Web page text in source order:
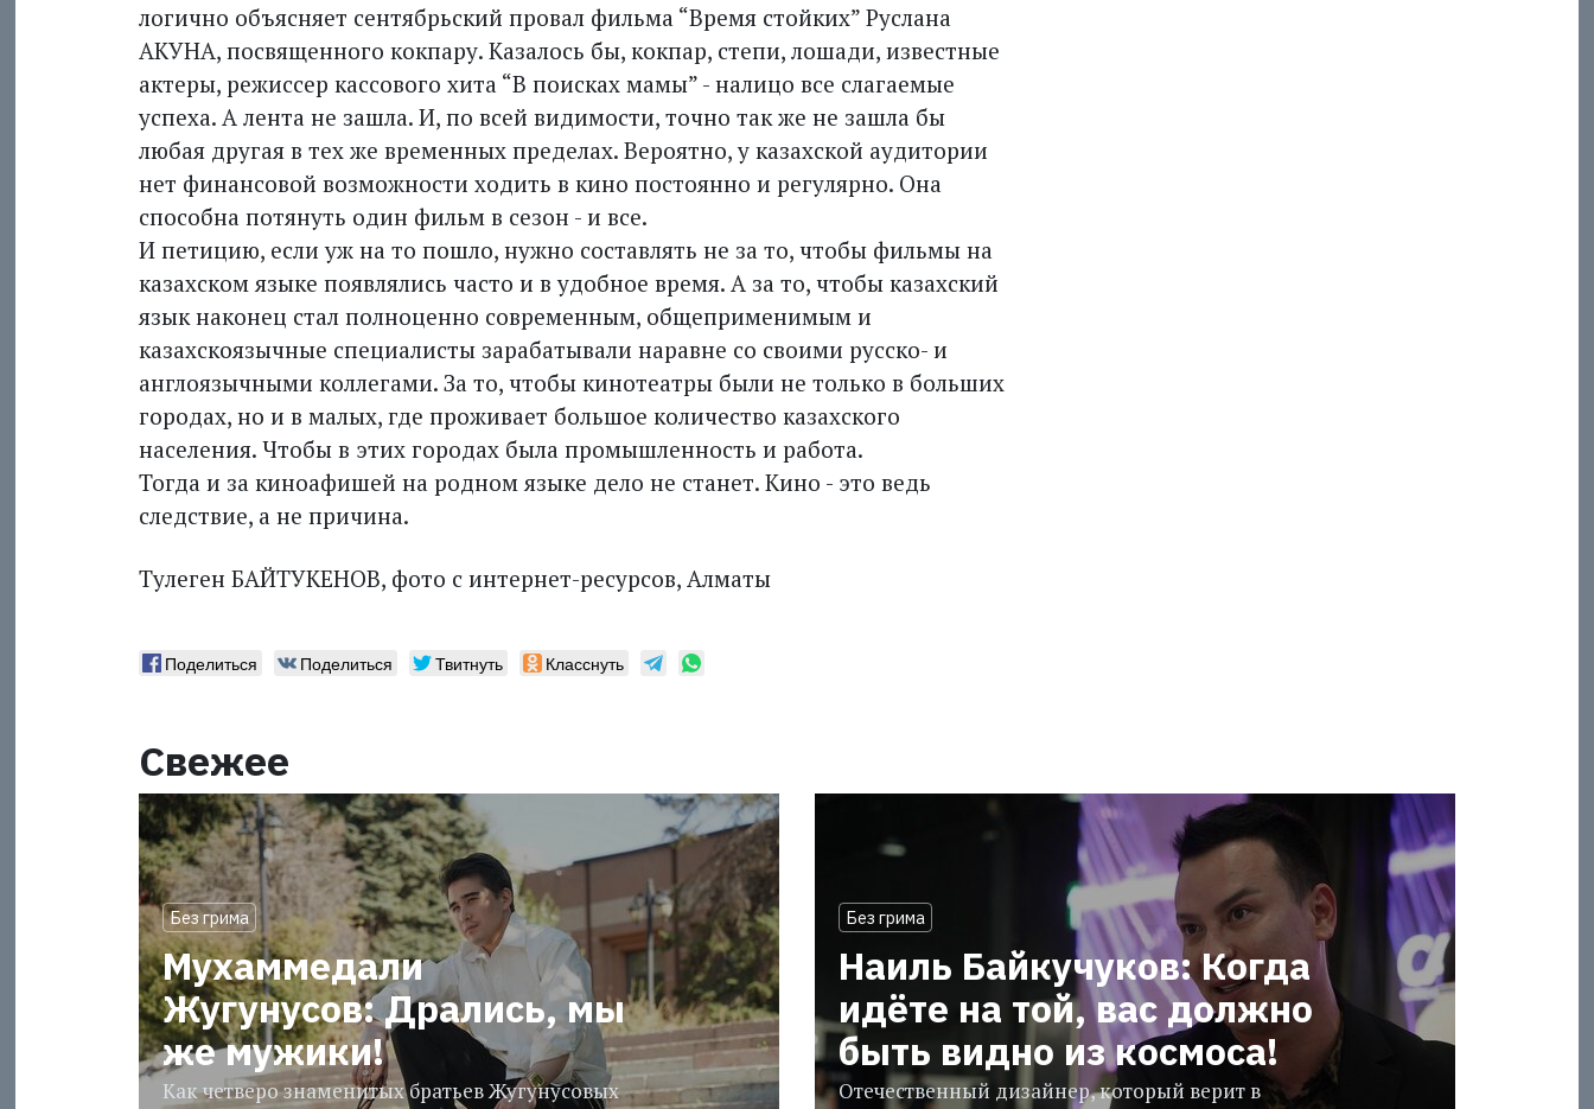
логично объясняет сентябрьский провал фильма “Время стойких” Руслана
АКУНА, посвященного кокпару. Казалось бы, кокпар, степи, лошади, известные
актеры, режиссер кассового хита “В поисках мамы” - налицо все слагаемые
успеха. А лента не зашла. И, по всей видимости, точно так же не зашла бы
любая другая в тех же временных пределах. Вероятно, у казахской аудитории
нет финансовой возможности ходить в кино постоянно и регулярно. Она
способна потянуть один фильм в сезон - и все.
И петицию, если уж на то пошло, нужно составлять не за то, чтобы фильмы на
казахском языке появлялись часто и в удобное время. А за то, чтобы казахский
язык наконец стал полноценно современным, общеприменимым и
казахскоязычные специалисты зарабатывали наравне со своими русско- и
англоязычными коллегами. За то, чтобы кинотеатры были не только в больших
городах, но и в малых, где проживает большое количество казахского
населения. Чтобы в этих городах была промышленность и работа.
Тогда и за киноафишей на родном языке дело не станет. Кино - это ведь
следствие, а не причина.
Тулеген БАЙТУКЕНОВ, фото с интернет-ресурсов, Алматы
Поделиться Поделиться Твитнуть Класснуть
Свежее
Без грима
Мухаммедали
Жугунусов: Дрались, мы
же мужики!
Как четверо знаменитых братьев Жугунусовых
Без грима
Наиль Байкучуков: Когда
идёте на той, вас должно
быть видно из космоса!
Отечественный дизайнер, который верит в